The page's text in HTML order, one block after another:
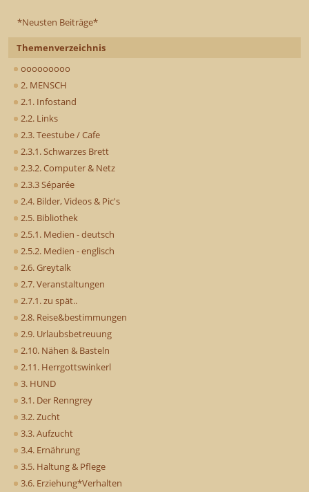
*Neusten Beiträge*
Themenverzeichnis
ooooooooo
2. MENSCH
2.1. Infostand
2.2. Links
2.3. Teestube / Cafe
2.3.1. Schwarzes Brett
2.3.2. Computer & Netz
2.3.3 Séparée
2.4. Bilder, Videos & Pic's
2.5. Bibliothek
2.5.1. Medien - deutsch
2.5.2. Medien - englisch
2.6. Greytalk
2.7. Veranstaltungen
2.7.1. zu spät..
2.8. Reise&bestimmungen
2.9. Urlaubsbetreuung
2.10. Nähen & Basteln
2.11. Herrgottswinkerl
3. HUND
3.1. Der Renngrey
3.2. Zucht
3.3. Aufzucht
3.4. Ernährung
3.5. Haltung & Pflege
3.6. Erziehung*Verhalten